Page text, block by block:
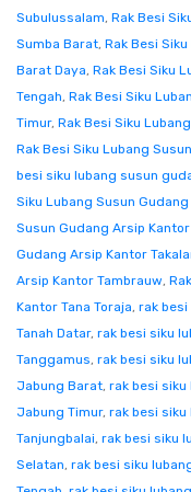
Subulussalam, Rak Besi
Sumba Barat, Rak Besi
Barat Daya, Rak Besi Siku
Tengah, Rak Besi Siku
Timur, Rak Besi Siku
Rak Besi Siku Lubang
besi siku lubang susun
Siku Lubang Susun
Susun Gudang Arsip Kantor
Gudang Arsip Kantor
Arsip Kantor Tambrauw,
Kantor Tana Toraja, rak
Tanah Datar, rak besi siku
Tanggamus, rak besi siku
Jabung Barat, rak besi siku
Jabung Timur, rak besi
Tanjungbalai, rak besi siku
Selatan, rak besi siku